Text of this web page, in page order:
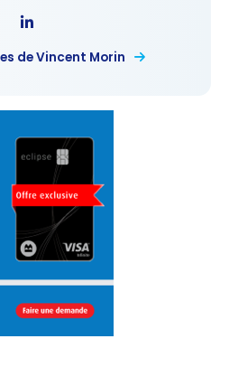
de Vincent Morin